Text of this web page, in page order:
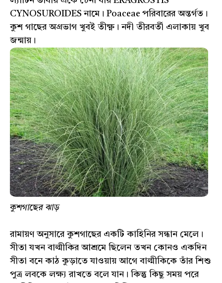
CYNOSUROIDES নামে। Poaceae পরিবারের অন্তর্গত।
কুশ গাছের অগ্রভাগ খুবই তীক্ষ্ণ। নদী তীরবর্তী এলাকায় খুব
জন্মায়।
কুশগাছের ঝাড়
রামায়ণ অনুসারে কুশগাছের একটি কাহিনির সন্ধান মেলে।
সীতা যখন বাল্মীকির আশ্রমে ছিলেন তখন কোনও একদিন
সীতা বনে কাঠ কুড়াতে যাওয়ায় আগে বাল্মীকিকে তাঁর শিশু
পুত্র লবকে লক্ষ্য রাখতে বলে যান। কিন্তু কিছু সময় পরে